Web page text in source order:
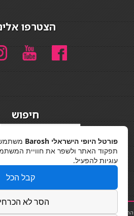
הצטרפו
חיפוש
מדיניות פרטיות
החלקות שיער|תאורה לבית|פאות ותוספות שיער|נייל
פורטל היופי הישראלי Barosh
תפקוד האתר ולשפר את חוויית
עוגיות להפעיל.
קבל הכל
הסר לא